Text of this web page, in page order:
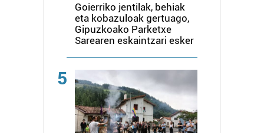
Goierriko jentilak, behiak
eta kobazuloak gertuago,
Gipuzkoako Parketxe
Sarearen eskaintzari esker
5